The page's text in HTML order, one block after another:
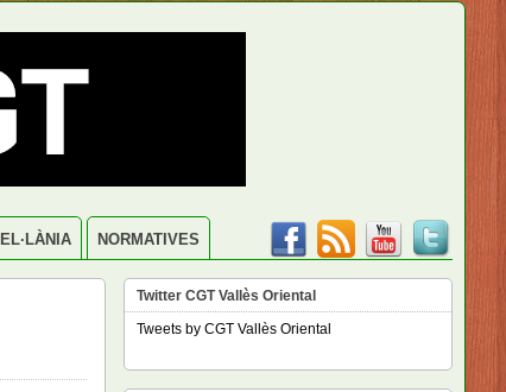
NORMATIVES
Twitter CGT Vallès Oriental
Tweets by CGT Vallès Oriental